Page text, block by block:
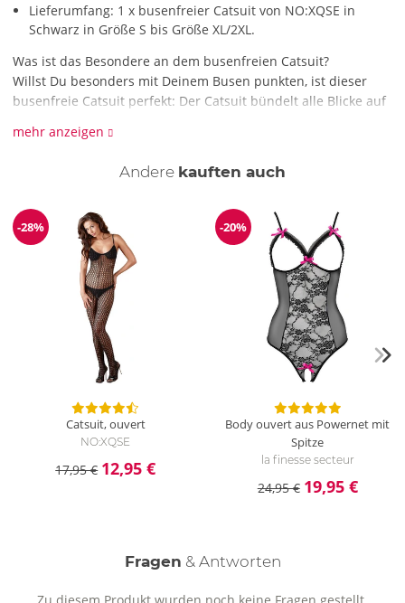
Lieferumfang: 1 x busenfreier Catsuit von NO:XQSE in
Schwarz in Größe S bis Größe XL/2XL.
Was ist das Besondere an dem busenfreien Catsuit?
Willst Du besonders mit Deinem Busen punkten, ist dieser
busenfreie Catsuit perfekt: Der Catsuit bündelt alle Blicke auf
sowie natürlich der offene Schritt.
Wie wird der busenfrei Catsuit gereinigt?
Feinwaschmittel.
mehr anzeigen
Andere kauften auch
Reduzierung
-28%
Catsuit, ouvert
NO:XQSE
17,95 € 12,95 €
Reduzierung
-20%
Body ouvert aus Powernet mit
Spitze
la finesse secteur
24,95 € 19,95 €
Fragen & Antworten